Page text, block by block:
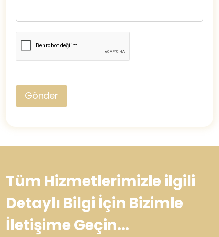
Gönder
Tüm Hizmetlerimizle ilgili
Detaylı Bilgi İçin Bizimle
İletişime Geçin...